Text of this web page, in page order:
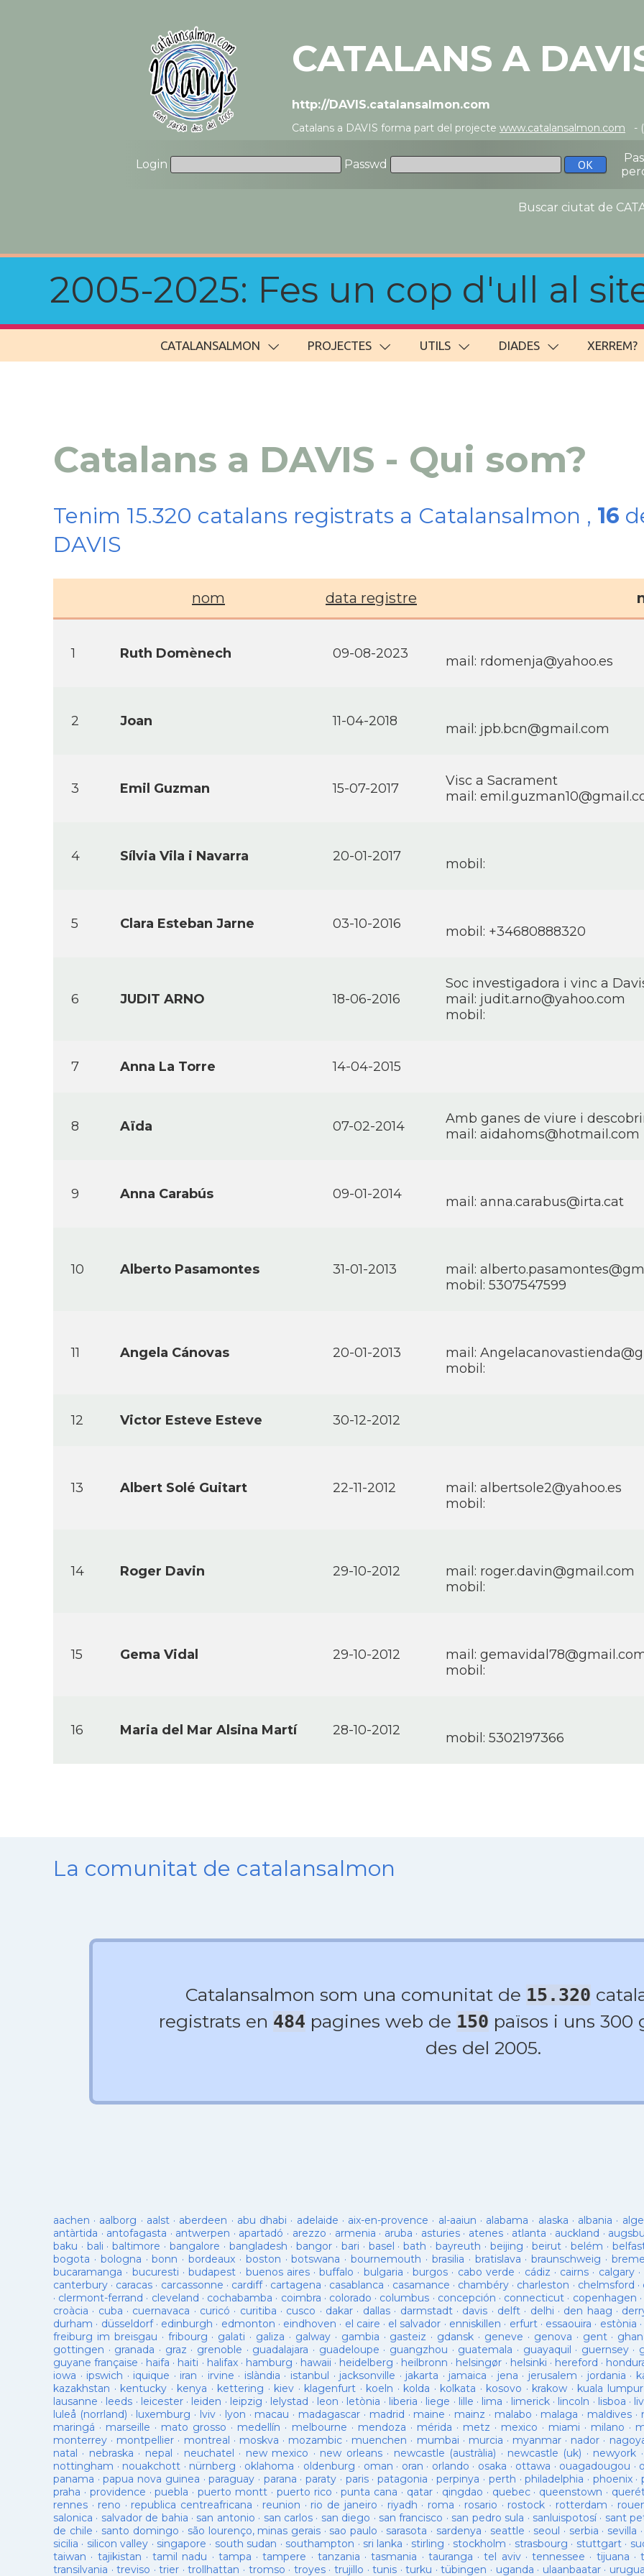
CATALANS A
http://DAVIS.catalansalmon.com
Catalans a DAVIS forma part del projecte www.catalansalmon.com -
Login Passwd
Buscar ciutat de
2005-2025: Fes un cop d'ull al
CATALANSALMON PROJECTES UTILS DIADES XERREM?
Catalans a DAVIS - Qui som?
Tenim 15.320 catalans registrats a Catalansalmon , 16
DAVIS
nom data registre
1 Ruth Domènech 09-08-2023 mail: rdomenja@yahoo.es
2 Joan 11-04-2018 mail: jpb.bcn@gmail.com
3 Emil Guzman 15-07-2017
Visc a Sacrament
mail:
4 Sí­lvia Vila i Navarra 20-01-2017 mobil:
5 Clara Esteban Jarne 03-10-2016 mobil: +34680888320
6 JUDIT ARNO 18-06-2016
Soc investigadora i vinc a
mail: judit.arno@yahoo.com
mobil:
7 Anna La Torre 14-04-2015
8 Aïda 07-02-2014
Amb ganes de viure i
mail: aidahoms@hotmail.com
9 Anna Carabús 09-01-2014 mail: anna.carabus@irta.cat
10 Alberto Pasamontes 31-01-2013 mail:
mobil: 5307547599
11 Angela Cánovas 20-01-2013 mail:
mobil:
12 Victor Esteve Esteve 30-12-2012
13 Albert Solé Guitart 22-11-2012 mail: albertsole2@yahoo.es
mobil:
14 Roger Davin 29-10-2012 mail: roger.davin@gmail.com
mobil:
15 Gema Vidal 29-10-2012 mail:
mobil:
16 Maria del Mar Alsina Martí­ 28-10-2012 mobil: 5302197366
La comunitat de catalansalmon
Catalansalmon som una comunitat de 15.320
registrats en 484 pagines web de 150 països i uns 300
des del 2005.
aachen · aalborg · aalst· aberdeen · abu dhabi · adelaide · aix-en-provence · al-aaiun · alabama · alaska · albania ·
antàrtida · antofagasta · antwerpen · apartadó · arezzo · armenia · aruba · asturies· atenes · atlanta · auckland ·
baku · bali ·baltimore · bangalore · bangladesh ·bangor · bari · basel ·bath · bayreuth · beijing ·beirut · belém ·
bogota · bologna ·bonn ·bordeaux · boston ·botswana ·bournemouth · brasilia · bratislava ·braunschweig ·
bucaramanga · bucuresti · budapest · buenos aires·buffalo · bulgaria ·burgos · cabo verde · cádiz · cairns · calgary·
canterbury · caracas · carcassonne · cardiff· cartagena · casablanca · casamance · chambéry · charleston · chelmsford ·
· clermont-ferrand · cleveland · cochabamba · coimbra · colorado · columbus · concepción · connecticut · copenhagen
croàcia · cuba · cuernavaca · curicó · curitiba · cusco · dakar · dallas· darmstadt· davis · delft· delhi · den haag ·
durham · düsseldorf· edinburgh · edmonton · eindhoven · el caire · el salvador · enniskillen · erfurt· essaouira · estònia ·
freiburg im breisgau · fribourg · galati · galiza · galway· gambia · gasteiz · gdansk · geneve · genova · gent·
gottingen · granada · graz · grenoble · guadalajara · guadeloupe · guangzhou · guatemala · guayaquil · guernsey·
guyane française · haifa · haiti · halifax· hamburg · hawaii · heidelberg · heilbronn · helsingør · helsinki · hereford ·
iowa · ipswich · iquique · iran · irvine · islàndia · istanbul · jacksonville · jakarta · jamaica · jena · jerusalem · jordania ·
kazakhstan · kentucky · kenya · kettering · kiev · klagenfurt · koeln · kolda · kolkata · kosovo · krakow · kuala lumpur
lausanne · leeds · leicester· leiden · leipzig · lelystad · leon · letònia · liberia · liege · lille · lima · limerick· lincoln · lisboa ·
luleå (norrland) · luxemburg · lviv · lyon · macau · madagascar · madrid · maine · mainz · malabo · malaga · maldives ·
maringá · marseille · mato grosso · medellín · melbourne · mendoza · mérida · metz · mexico · miami · milano ·
monterrey · montpellier · montreal · moskva · mozambic · muenchen · mumbai · murcia · myanmar · nador ·
natal · nebraska · nepal · neuchatel · new mexico · new orleans· newcastle (austràlia) · newcastle (uk) · newyork
nottingham · nouakchott · nürnberg · oklahoma · oldenburg · oman · oran · orlando · osaka · ottawa · ouagadougou ·
panama ·papua nova guinea ·paraguay · parana ·paraty · paris· patagonia ·perpinya · perth ·philadelphia · phoenix·
praha · providence ·puebla ·puerto montt · puerto rico ·punta cana · qatar · qingdao · quebec· queenstown ·
rennes · reno · republica centreafricana · reunion · rio de janeiro · riyadh · roma · rosario · rostock · rotterdam ·
salonica · salvador de bahia · san antonio · san carlos · san diego · san francisco · san pedro sula · sanluispotosí· sant
de chile · santo domingo · são lourenço, minas gerais· sao paulo · sarasota · sardenya · seattle · seoul · serbia · sevilla
sicilia · silicon valley · singapore · south sudan · southampton · sri lanka · stirling · stockholm · strasbourg · stuttgart·
taiwan · tajikistan ·tamil nadu · tampa ·tampere · tanzania ·tasmania · tauranga ·tel aviv·tennessee · tijuana ·
transilvania ·treviso ·trier ·trollhattan · tromso · troyes· trujillo ·tunis ·turku ·tübingen · uganda · ulaanbaatar·